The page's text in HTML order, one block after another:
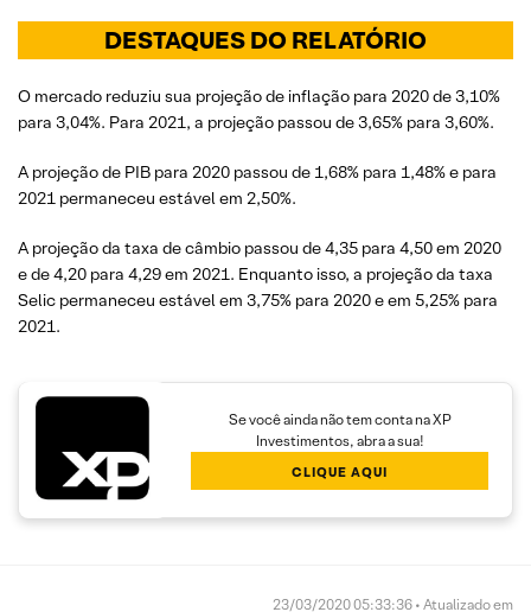
DESTAQUES DO RELATÓRIO
O mercado reduziu sua projeção de inflação para 2020 de 3,10%
para 3,04%. Para 2021, a projeção passou de 3,65% para 3,60%.
A projeção de PIB para 2020 passou de 1,68% para 1,48% e para
2021 permaneceu estável em 2,50%.
A projeção da taxa de câmbio passou de 4,35 para 4,50 em 2020
e de 4,20 para 4,29 em 2021. Enquanto isso, a projeção da taxa
Selic permaneceu estável em 3,75% para 2020 e em 5,25% para
2021.
Se você ainda não tem conta na XP
Investimentos, abra a sua!
CLIQUE AQUI
23/03/2020 05:33:36 • Atualizado em